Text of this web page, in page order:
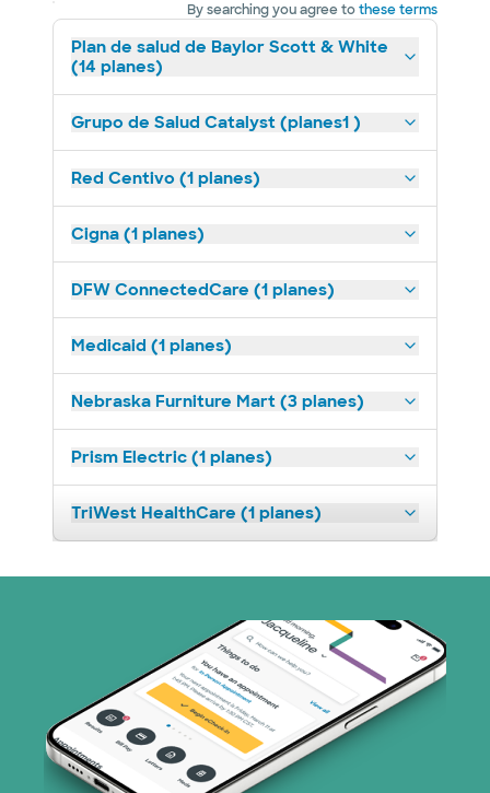
By searching you agree tothese terms
Plan de salud de Baylor Scott & White
(14 planes)
Grupo de Salud Catalyst (planes1 )
Red Centivo (1 planes)
Cigna (1 planes)
DFW ConnectedCare (1 planes)
Medicaid (1 planes)
Nebraska Furniture Mart (3 planes)
Prism Electric (1 planes)
TriWest HealthCare (1 planes)